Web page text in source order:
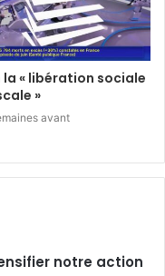
la « libération sociale
»
avant
notre action